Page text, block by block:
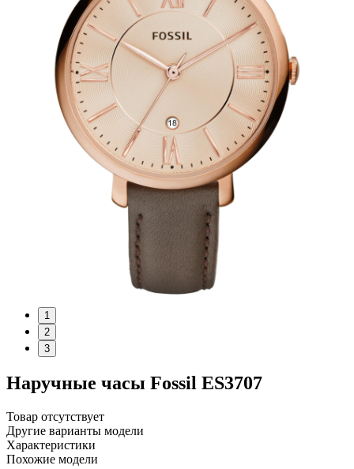
1
2
3
Наручные часы Fossil ES3707
Товар отсутствует
Другие варианты модели
Характеристики
Похожие модели